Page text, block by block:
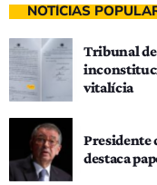
NOTÍCIAS
Tribunal
vitalícia
Presidente
destaca